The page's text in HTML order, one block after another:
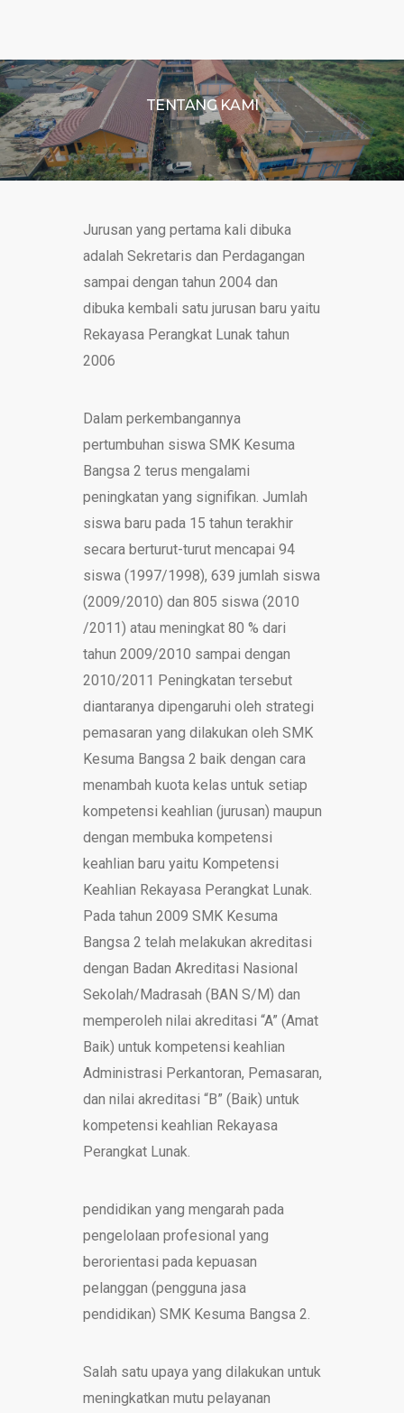
TENTANG KAMI
Jurusan yang pertama kali dibuka
adalah Sekretaris dan Perdagangan
sampai dengan tahun 2004 dan
dibuka kembali satu jurusan baru yaitu
Rekayasa Perangkat Lunak tahun
2006
Dalam perkembangannya
pertumbuhan siswa SMK Kesuma
Bangsa 2 terus mengalami
peningkatan yang signifikan. Jumlah
siswa baru pada 15 tahun terakhir
secara berturut-turut mencapai 94
siswa (1997/1998), 639 jumlah siswa
(2009/2010) dan 805 siswa (2010
/2011) atau meningkat 80 % dari
tahun 2009/2010 sampai dengan
2010/2011 Peningkatan tersebut
diantaranya dipengaruhi oleh strategi
pemasaran yang dilakukan oleh SMK
Kesuma Bangsa 2 baik dengan cara
menambah kuota kelas untuk setiap
kompetensi keahlian (jurusan) maupun
dengan membuka kompetensi
keahlian baru yaitu Kompetensi
Keahlian Rekayasa Perangkat Lunak.
Pada tahun 2009 SMK Kesuma
Bangsa 2 telah melakukan akreditasi
dengan Badan Akreditasi Nasional
Sekolah/Madrasah (BAN S/M) dan
memperoleh nilai akreditasi “A” (Amat
Baik) untuk kompetensi keahlian
Administrasi Perkantoran, Pemasaran,
dan nilai akreditasi “B” (Baik) untuk
kompetensi keahlian Rekayasa
Perangkat Lunak.
pendidikan yang mengarah pada
pengelolaan profesional yang
berorientasi pada kepuasan
pelanggan (pengguna jasa
pendidikan) SMK Kesuma Bangsa 2.
Salah satu upaya yang dilakukan untuk
meningkatkan mutu pelayanan